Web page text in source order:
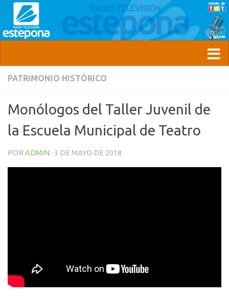
PATRIMONIO HISTÓRICO
Monólogos del Taller Juvenil de
la Escuela Municipal de Teatro
POR ADMIN · 3 DE MAYO DE 2018